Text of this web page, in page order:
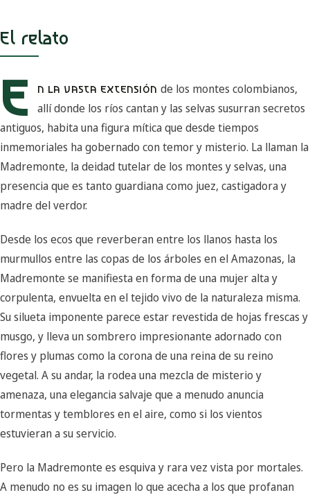
El relato
E N LA VASTA EXTENSIÓN de los montes colombianos,
allí donde los ríos cantan y las selvas susurran secretos
antiguos, habita una figura mítica que desde tiempos
inmemoriales ha gobernado con temor y misterio. La llaman la
Madremonte, la deidad tutelar de los montes y selvas, una
presencia que es tanto guardiana como juez, castigadora y
madre del verdor.
Desde los ecos que reverberan entre los llanos hasta los
murmullos entre las copas de los árboles en el Amazonas, la
Madremonte se manifiesta en forma de una mujer alta y
corpulenta, envuelta en el tejido vivo de la naturaleza misma.
Su silueta imponente parece estar revestida de hojas frescas y
musgo, y lleva un sombrero impresionante adornado con
flores y plumas como la corona de una reina de su reino
vegetal. A su andar, la rodea una mezcla de misterio y
amenaza, una elegancia salvaje que a menudo anuncia
tormentas y temblores en el aire, como si los vientos
estuvieran a su servicio.
Pero la Madremonte es esquiva y rara vez vista por mortales.
A menudo no es su imagen lo que acecha a los que profanan